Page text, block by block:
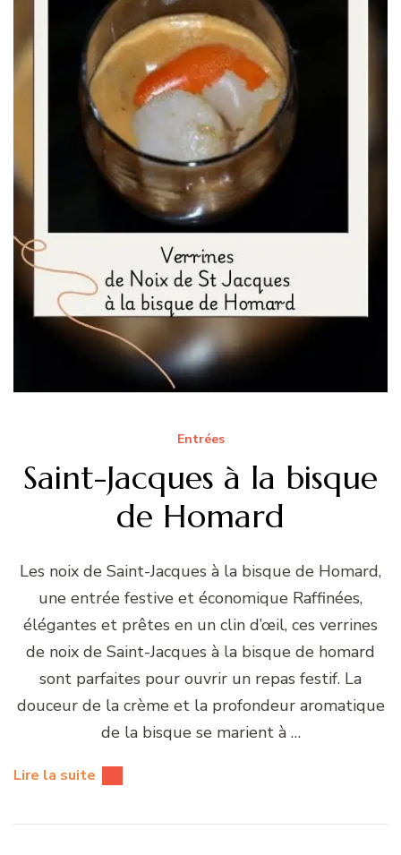
Entrées
Saint-Jacques à la bisque
de Homard
Les noix de Saint-Jacques à la bisque de Homard,
une entrée festive et économique Raffinées,
élégantes et prêtes en un clin d’œil, ces verrines
de noix de Saint-Jacques à la bisque de homard
sont parfaites pour ouvrir un repas festif. La
douceur de la crème et la profondeur aromatique
de la bisque se marient à …
Lire la suite